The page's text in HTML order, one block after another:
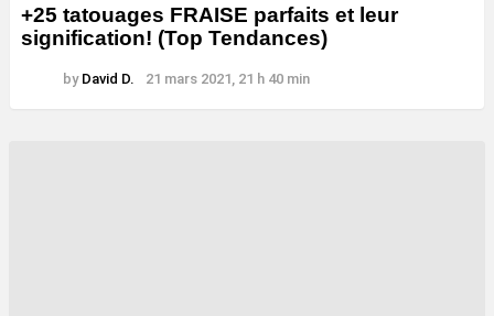
+25 tatouages ​​FRAISE parfaits et leur
signification! (Top Tendances)
by David D. 21 mars 2021, 21 h 40 min